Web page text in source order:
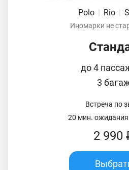
Polo | Rio |
Иномарки не
до 4
3
Встреча по
20 мин. ожидания
2 990